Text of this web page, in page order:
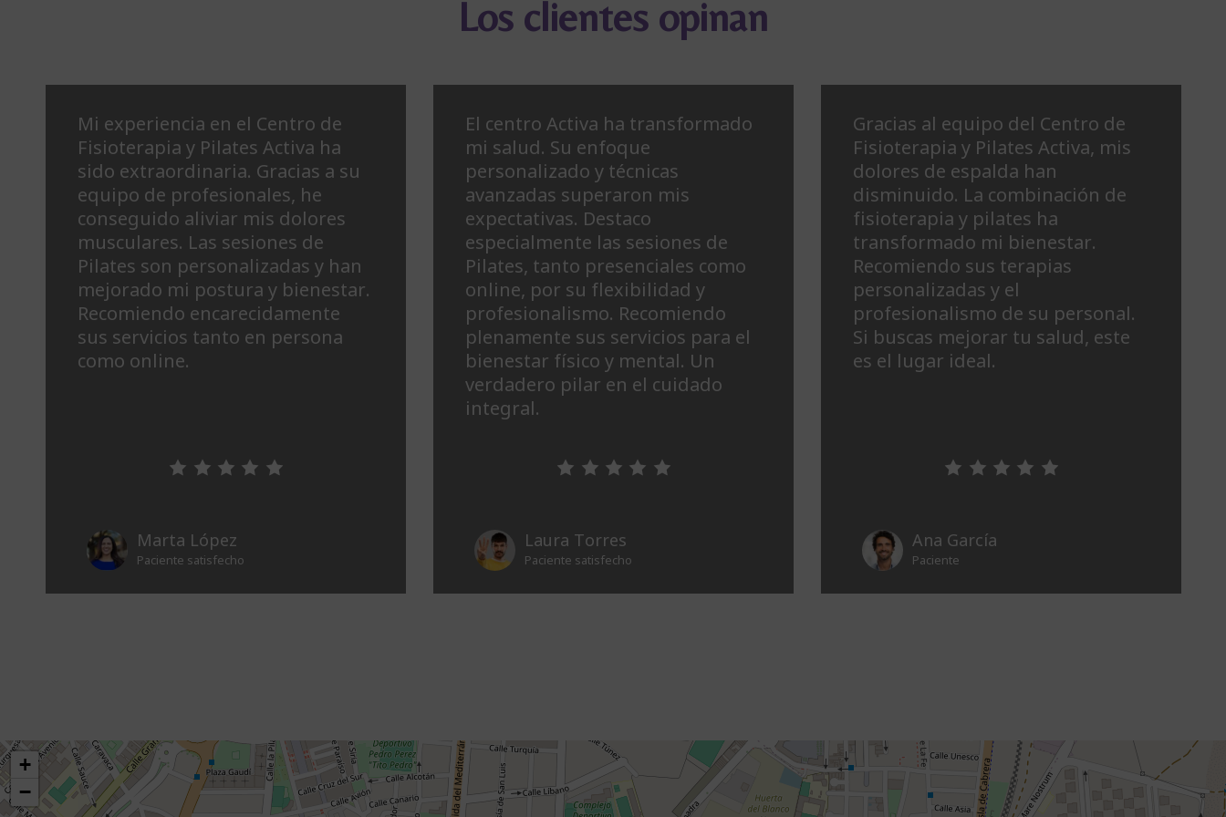
Los clientes opinan
Mi experiencia en el Centro de
Fisioterapia y Pilates Activa ha
sido extraordinaria. Gracias a su
equipo de profesionales, he
conseguido aliviar mis dolores
musculares. Las sesiones de
Pilates son personalizadas y han
mejorado mi postura y bienestar.
Recomiendo encarecidamente
sus servicios tanto en persona
como online.
Marta López
Paciente satisfecho
El centro Activa ha transformado
mi salud. Su enfoque
personalizado y técnicas
avanzadas superaron mis
expectativas. Destaco
especialmente las sesiones de
Pilates, tanto presenciales como
online, por su flexibilidad y
profesionalismo. Recomiendo
plenamente sus servicios para el
bienestar físico y mental. Un
verdadero pilar en el cuidado
integral.
Laura Torres
Paciente satisfecho
Gracias al equipo del Centro de
Fisioterapia y Pilates Activa, mis
dolores de espalda han
disminuido. La combinación de
fisioterapia y pilates ha
transformado mi bienestar.
Recomiendo sus terapias
personalizadas y el
profesionalismo de su personal.
Si buscas mejorar tu salud, este
es el lugar ideal.
Ana García
Paciente
+
−